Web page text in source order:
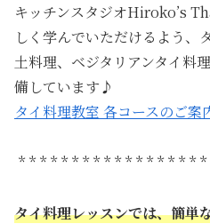
キッチンスタジオHiroko’s
しく学んでいただけるよう、
土料理、ベジタリアンタイ料
備しています♪
タイ料理教室 各コースのご案
* * * * * * * * * * * * * * * * *
タイ料理レッスンでは、簡単